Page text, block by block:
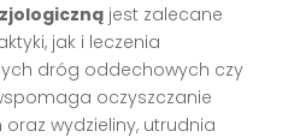
jest zalecane
jak i leczenia
dróg oddechowych czy
oczyszczanie
oraz wydzieliny, utrudnia